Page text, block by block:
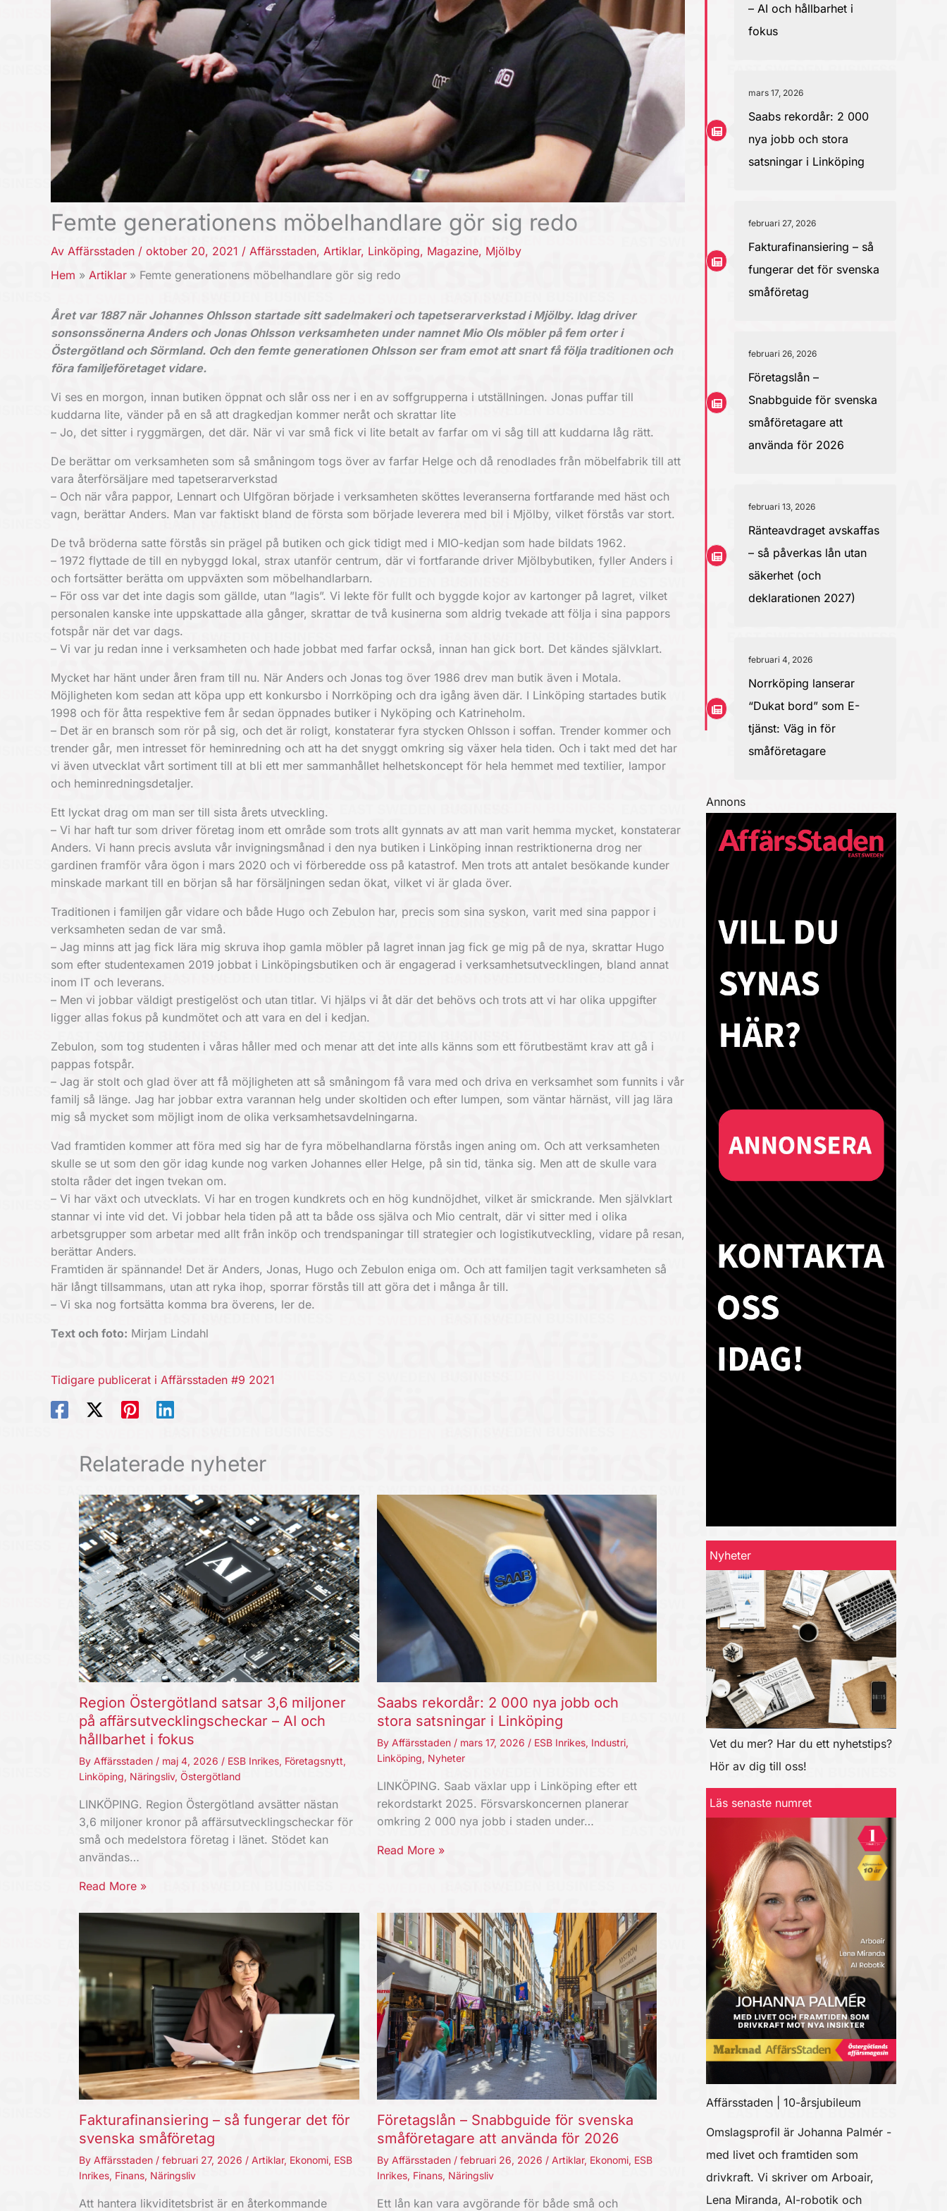
Femte generationens möbelhandlare gör sig redo
Av Affärsstaden / oktober 20, 2021 / Affärsstaden, Artiklar, Linköping, Magazine, Mjölby
Hem
Artiklar Femte generationens möbelhandlare gör sig redo
Året var 1887 när Johannes Ohlsson startade sitt sadelmakeri och tapetserarverkstad i Mjölby. Idag driver
sonsonssönerna Anders och Jonas Ohlsson verksamheten under namnet Mio Ols möbler på fem orter i
Östergötland och Sörmland. Och den femte generationen Ohlsson ser fram emot att snart få följa traditionen och
föra familjeföretaget vidare.
Vi ses en morgon, innan butiken öppnat och slår oss ner i en av soffgrupperna i utställningen. Jonas puffar till
kuddarna lite, vänder på en så att dragkedjan kommer neråt och skrattar lite
– Jo, det sitter i ryggmärgen, det där. När vi var små fick vi lite betalt av farfar om vi såg till att kuddarna låg rätt.
De berättar om verksamheten som så småningom togs över av farfar Helge och då renodlades från möbelfabrik till att
vara återförsäljare med tapetserarverkstad
– Och när våra pappor, Lennart och Ulfgöran började i verksamheten sköttes leveranserna fortfarande med häst och
vagn, berättar Anders. Man var faktiskt bland de första som började leverera med bil i Mjölby, vilket förstås var stort.
De två bröderna satte förstås sin prägel på butiken och gick tidigt med i MIO-kedjan som hade bildats 1962.
– 1972 flyttade de till en nybyggd lokal, strax utanför centrum, där vi fortfarande driver Mjölbybutiken, fyller Anders i
och fortsätter berätta om uppväxten som möbelhandlarbarn.
– För oss var det inte dagis som gällde, utan ”lagis”. Vi lekte för fullt och byggde kojor av kartonger på lagret, vilket
personalen kanske inte uppskattade alla gånger, skrattar de två kusinerna som aldrig tvekade att följa i sina pappors
fotspår när det var dags.
– Vi var ju redan inne i verksamheten och hade jobbat med farfar också, innan han gick bort. Det kändes självklart.
Mycket har hänt under åren fram till nu. När Anders och Jonas tog över 1986 drev man butik även i Motala.
Möjligheten kom sedan att köpa upp ett konkursbo i Norrköping och dra igång även där. I Linköping startades butik
1998 och för åtta respektive fem år sedan öppnades butiker i Nyköping och Katrineholm.
– Det är en bransch som rör på sig, och det är roligt, konstaterar fyra stycken Ohlsson i soffan. Trender kommer och
trender går, men intresset för heminredning och att ha det snyggt omkring sig växer hela tiden. Och i takt med det har
vi även utvecklat vårt sortiment till at bli ett mer sammanhållet helhetskoncept för hela hemmet med textilier, lampor
och heminredningsdetaljer.
Ett lyckat drag om man ser till sista årets utveckling.
– Vi har haft tur som driver företag inom ett område som trots allt gynnats av att man varit hemma mycket, konstaterar
Anders. Vi hann precis avsluta vår invigningsmånad i den nya butiken i Linköping innan restriktionerna drog ner
gardinen framför våra ögon i mars 2020 och vi förberedde oss på katastrof. Men trots att antalet besökande kunder
minskade markant till en början så har försäljningen sedan ökat, vilket vi är glada över.
Traditionen i familjen går vidare och både Hugo och Zebulon har, precis som sina syskon, varit med sina pappor i
verksamheten sedan de var små.
– Jag minns att jag fick lära mig skruva ihop gamla möbler på lagret innan jag fick ge mig på de nya, skrattar Hugo
som efter studentexamen 2019 jobbat i Linköpingsbutiken och är engagerad i verksamhetsutvecklingen, bland annat
inom IT och leverans.
– Men vi jobbar väldigt prestigelöst och utan titlar. Vi hjälps vi åt där det behövs och trots att vi har olika uppgifter
ligger allas fokus på kundmötet och att vara en del i kedjan.
Zebulon, som tog studenten i våras håller med och menar att det inte alls känns som ett förutbestämt krav att gå i
pappas fotspår.
– Jag är stolt och glad över att få möjligheten att så småningom få vara med och driva en verksamhet som funnits i vår
familj så länge. Jag har jobbar extra varannan helg under skoltiden och efter lumpen, som väntar härnäst, vill jag lära
mig så mycket som möjligt inom de olika verksamhetsavdelningarna.
Vad framtiden kommer att föra med sig har de fyra möbelhandlarna förstås ingen aning om. Och att verksamheten
skulle se ut som den gör idag kunde nog varken Johannes eller Helge, på sin tid, tänka sig. Men att de skulle vara
stolta råder det ingen tvekan om.
– Vi har växt och utvecklats. Vi har en trogen kundkrets och en hög kundnöjdhet, vilket är smickrande. Men självklart
stannar vi inte vid det. Vi jobbar hela tiden på att ta både oss själva och Mio centralt, där vi sitter med i olika
arbetsgrupper som arbetar med allt från inköp och trendspaningar till strategier och logistikutveckling, vidare på resan,
berättar Anders.
Framtiden är spännande! Det är Anders, Jonas, Hugo och Zebulon eniga om. Och att familjen tagit verksamheten så
här långt tillsammans, utan att ryka ihop, sporrar förstås till att göra det i många år till.
– Vi ska nog fortsätta komma bra överens, ler de.
Text och foto: Mirjam Lindahl
Tidigare publicerat i Affärsstaden #9 2021
Relaterade nyheter
Region Östergötland satsar 3,6 miljoner
på affärsutvecklingscheckar – AI och
hållbarhet i fokus
By Affärsstaden / maj 4, 2026 / ESB Inrikes, Företagsnytt,
Linköping, Näringsliv, Östergötland
LINKÖPING. Region Östergötland avsätter nästan
3,6 miljoner kronor på affärsutvecklingscheckar för
små och medelstora företag i länet. Stödet kan
användas…
Read More »
Saabs rekordår: 2 000 nya jobb och
stora satsningar i Linköping
By Affärsstaden / mars 17, 2026 / ESB Inrikes, Industri,
Linköping, Nyheter
LINKÖPING. Saab växlar upp i Linköping efter ett
rekordstarkt 2025. Försvarskoncernen planerar
omkring 2 000 nya jobb i staden under…
Read More »
Fakturafinansiering – så fungerar det för
svenska småföretag
By Affärsstaden / februari 27, 2026 / Artiklar, Ekonomi, ESB
Inrikes, Finans, Näringsliv
Att hantera likviditetsbrist är en återkommande
Företagslån – Snabbguide för svenska
småföretagare att använda för 2026
By Affärsstaden / februari 26, 2026 / Artiklar, Ekonomi, ESB
Inrikes, Finans, Näringsliv
Ett lån kan vara avgörande för både små och
– AI och hållbarhet i
fokus
mars 17, 2026
Saabs rekordår: 2 000
nya jobb och stora
satsningar i Linköping
februari 27, 2026
Fakturafinansiering – så
fungerar det för svenska
småföretag
februari 26, 2026
Företagslån –
Snabbguide för svenska
småföretagare att
använda för 2026
februari 13, 2026
Ränteavdraget avskaffas
– så påverkas lån utan
säkerhet (och
deklarationen 2027)
februari 4, 2026
Norrköping lanserar
“Dukat bord” som E-
tjänst: Väg in för
småföretagare
Annons
Nyheter
Vet du mer? Har du ett nyhetstips?
Hör av dig till oss!
Läs senaste numret
Affärsstaden | 10-årsjubileum
Omslagsprofil är Johanna Palmér -
med livet och framtiden som
drivkraft. Vi skriver om Arboair,
Lena Miranda, AI-robotik och